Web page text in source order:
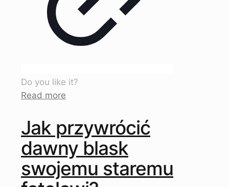
Do you like it?
Read more
Jak przywrócić
dawny blask
swojemu staremu